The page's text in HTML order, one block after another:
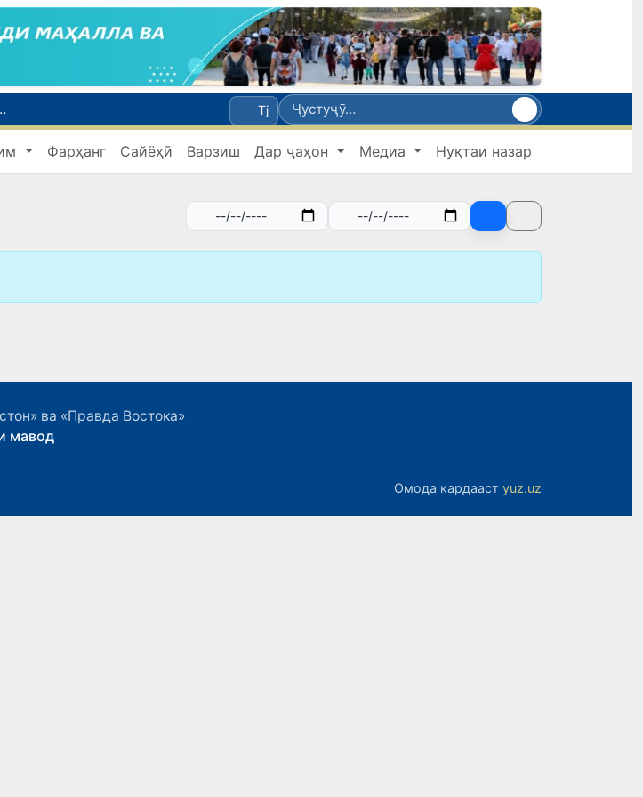
омодагӣ мебинад
кишоварзӣ дар ИМА сафарбар шаванд
зиёда аз 1,8 ҳазор шаҳрванди Ӯзбекистон кумак расонд
Tj
Фарҳанг Сайёҳӣ Варзиш Дар ҷаҳон Медиа Нуқтаи назар
ва «Правда Востока»
мавод
Омода кардааст yuz.uz